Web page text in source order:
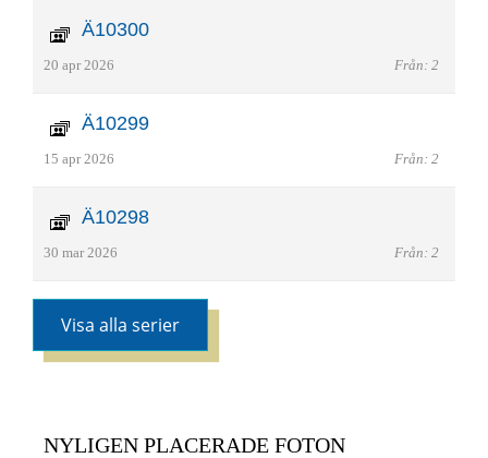
Ä10300
20 apr 2026 Från: 2
Ä10299
15 apr 2026 Från: 2
Ä10298
30 mar 2026 Från: 2
Visa alla serier
NYLIGEN PLACERADE FOTON